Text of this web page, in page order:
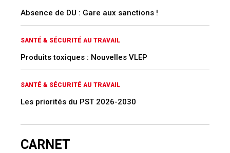
Absence de DU : Gare aux sanctions !
SANTÉ & SÉCURITÉ AU TRAVAIL
Produits toxiques : Nouvelles VLEP
SANTÉ & SÉCURITÉ AU TRAVAIL
Les priorités du PST 2026-2030
CARNET